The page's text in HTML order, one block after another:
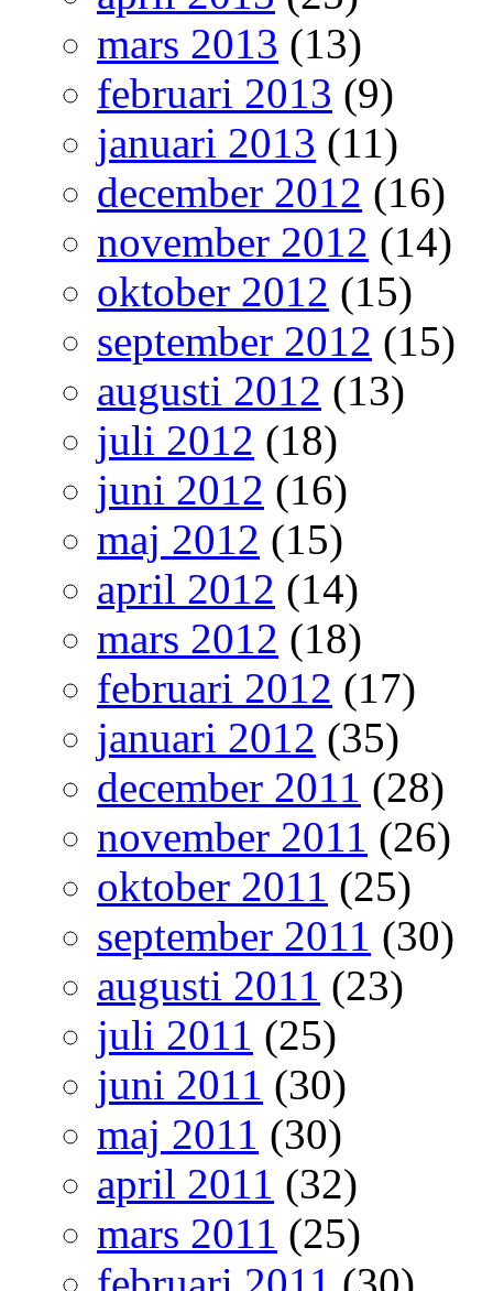
mars 2013 (13)
februari 2013 (9)
januari 2013 (11)
december 2012 (16)
november 2012 (14)
oktober 2012 (15)
september 2012 (15)
augusti 2012 (13)
juli 2012 (18)
juni 2012 (16)
maj 2012 (15)
april 2012 (14)
mars 2012 (18)
februari 2012 (17)
januari 2012 (35)
december 2011 (28)
november 2011 (26)
oktober 2011 (25)
september 2011 (30)
augusti 2011 (23)
juli 2011 (25)
juni 2011 (30)
maj 2011 (30)
april 2011 (32)
mars 2011 (25)